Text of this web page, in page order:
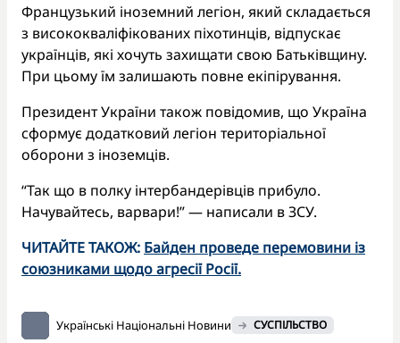
Французький іноземний легіон, який складається
з висококваліфікованих піхотинців, відпускає
українців, які хочуть захищати свою Батьківщину.
При цьому їм залишають повне екіпірування.
Президент України також повідомив, що Україна
сформує додатковий легіон територіальної
оборони з іноземців.
“Так що в полку інтербандерівців прибуло.
Начувайтесь, варвари!” — написали в ЗСУ.
ЧИТАЙТЕ ТАКОЖ: Байден проведе перемовини із
союзниками щодо агресії Росії.
Українські Національні Новини СУСПІЛЬСТВО